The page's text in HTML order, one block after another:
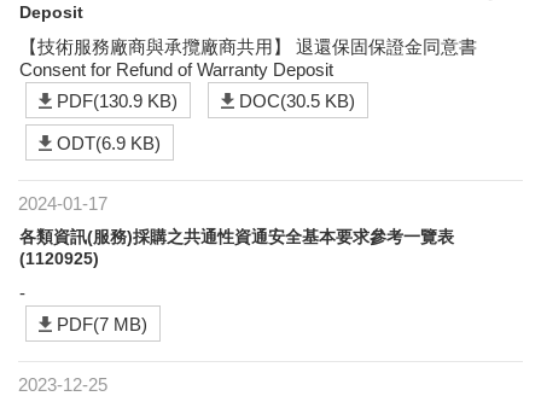
Deposit
【技術服務廠商與承攬廠商共用】 退還保固保證金同意書
Consent for Refund of Warranty Deposit
PDF(130.9 KB)
DOC(30.5 KB)
ODT(6.9 KB)
2024-01-17
各類資訊(服務)採購之共通性資通安全基本要求參考一覽表
(1120925)
-
PDF(7 MB)
2023-12-25